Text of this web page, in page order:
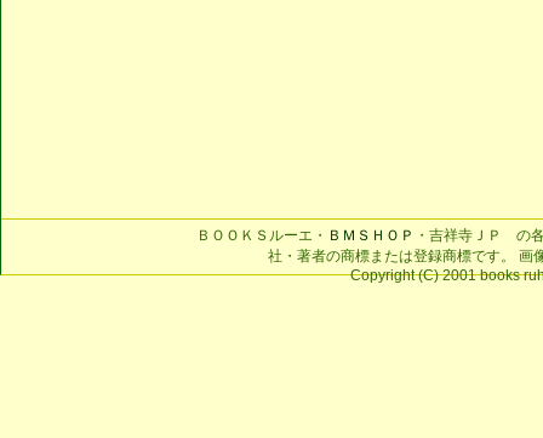
ＢＯＯＫＳルーエ・ ＢＭＳＨＯＰ ・吉祥寺ＪＰ の
社・著者の商標または登録商標です。 画
Copyright (C) 2001 books